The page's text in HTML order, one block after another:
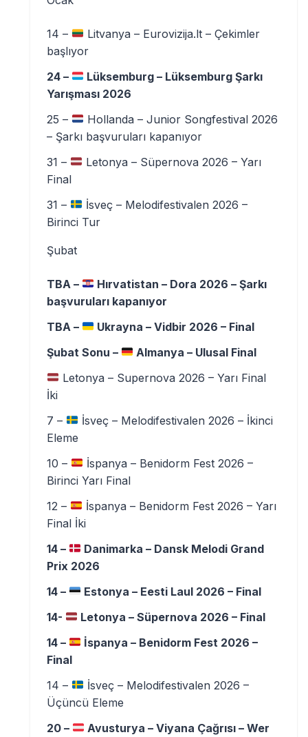
14 –
Litvanya – Eurovizija.lt – Çekimler
başlıyor
24 –
Lüksemburg – Lüksemburg Şarkı
Yarışması 2026
25 –
Hollanda – Junior Songfestival 2026
– Şarkı başvuruları kapanıyor
31 –
Letonya – Süpernova 2026 – Yarı
Final
31 –
İsveç – Melodifestivalen 2026 –
Birinci Tur
Şubat
TBA –
Hırvatistan – Dora 2026 – Şarkı
başvuruları kapanıyor
TBA –
Ukrayna – Vidbir 2026 – Final
Şubat Sonu –
Almanya – Ulusal Final
Letonya – Supernova 2026 – Yarı Final
İki
7 –
İsveç – Melodifestivalen 2026 – İkinci
Eleme
10 –
İspanya – Benidorm Fest 2026 –
Birinci Yarı Final
12 –
İspanya – Benidorm Fest 2026 – Yarı
Final İki
14 –
Danimarka – Dansk Melodi Grand
Prix 2026
14 –
Estonya – Eesti Laul 2026 – Final
14-
Letonya – Süpernova 2026 – Final
14 –
İspanya – Benidorm Fest 2026 –
Final
14 –
İsveç – Melodifestivalen 2026 –
Üçüncü Eleme
20 –
Avusturya – Viyana Çağrısı – Wer